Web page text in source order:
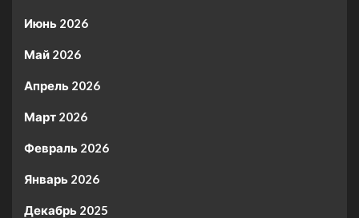
Июнь 2026
Май 2026
Апрель 2026
Март 2026
Февраль 2026
Январь 2026
Декабрь 2025